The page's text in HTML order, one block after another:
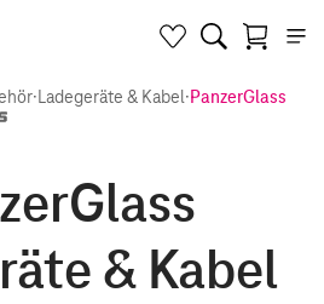
·Ladegeräte & Kabel·PanzerGlass
& Kabel